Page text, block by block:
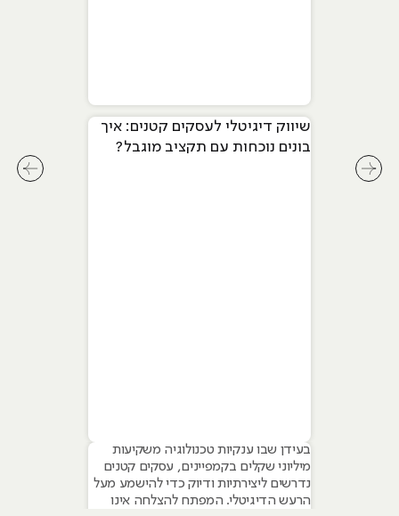
שיווק דיגיטלי לעסקים קטנים: איך
בונים נוכחות עם תקציב מוגבל?
בעידן שבו ענקיות טכנולוגיה משקיעות
מיליוני שקלים בקמפיינים, עסקים קטנים
נדרשים ליצירתיות ודיוק כדי להישמע מעל
הרעש הדיגיטלי. המפתח להצלחה אינו
לחץ לחץ לשיקופית קודמת בסליידר מאמרים